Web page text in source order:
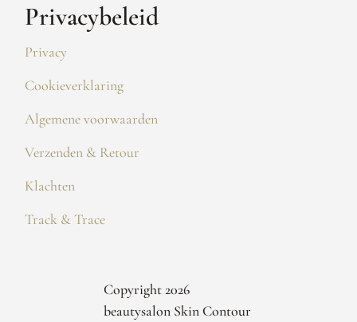
Privacybeleid
Privacy
Cookieverklaring
Algemene voorwaarden
Verzenden & Retour
Klachten
Track & Trace
Copyright 2026
beautysalon Skin Contour